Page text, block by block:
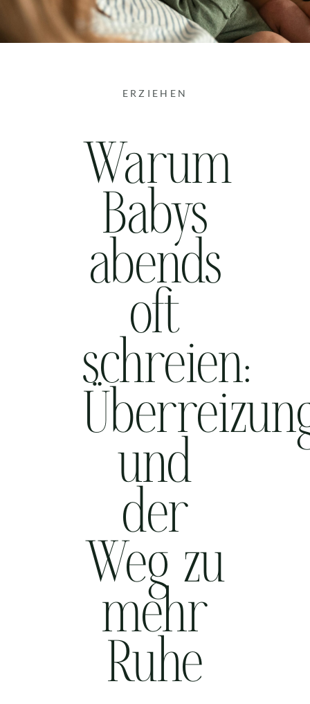
ERZIEHEN
Warum
Babys
abends
oft
schreien:
und
der
Weg zu
mehr
Ruhe